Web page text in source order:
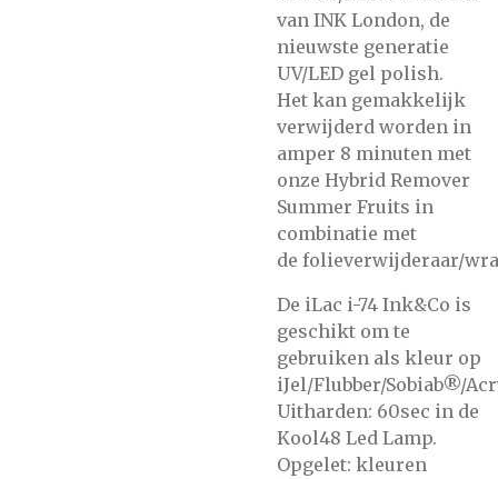
van INK London, de
nieuwste generatie
UV/LED gel polish.
Het kan gemakkelijk
verwijderd worden in
amper 8 minuten met
onze Hybrid Remover
Summer Fruits in
combinatie met
de folieverwijderaar/
De iLac i-74 Ink&Co is
geschikt om te
gebruiken als kleur op
iJel/Flubber/Sobiab®/
Uitharden: 60sec in de
Kool48 Led Lamp.
Opgelet: kleuren